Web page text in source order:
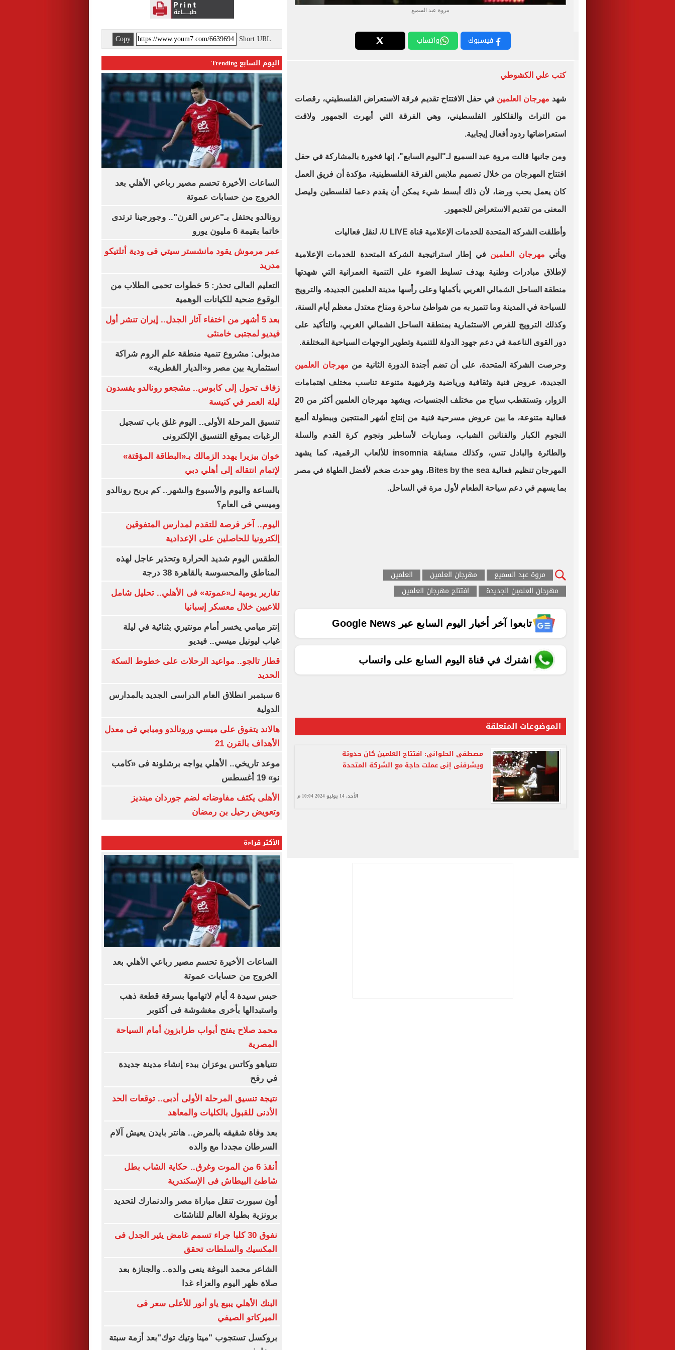
مروة عبد السميع
فيسبوك واتساب
كتب علي الكشوطي
شهد مهرجان العلمين في حفل الافتتاح تقديم فرقة الاستعراض الفلسطيني، رقصات
من التراث والفلكلور الفلسطيني، وهي الفرقة التي أبهرت الجمهور ولاقت
استعراضاتها ردود أفعال إيجابية.
ومن جانبها قالت مروة عبد السميع لـ"اليوم السابع"، إنها فخورة بالمشاركة في حفل
افتتاح المهرجان من خلال تصميم ملابس الفرقة الفلسطينية، مؤكدة أن فريق العمل
كان يعمل بحب ورضا، لأن ذلك أبسط شيء يمكن أن يقدم دعما لفلسطين وليصل
المعنى من تقديم الاستعراض للجمهور.
وأطلقت الشركة المتحدة للخدمات الإعلامية قناة U LIVE، لنقل فعاليات
ويأتي مهرجان العلمين في إطار استراتيجية الشركة المتحدة للخدمات الإعلامية
لإطلاق مبادرات وطنية بهدف تسليط الضوء على التنمية العمرانية التي شهدتها
منطقة الساحل الشمالي الغربي بأكملها وعلى رأسها مدينة العلمين الجديدة، والترويج
للسياحة في المدينة وما تتميز به من شواطئ ساحرة ومناخ معتدل معظم أيام السنة،
وكذلك الترويج للفرص الاستثمارية بمنطقة الساحل الشمالي الغربي، والتأكيد على
دور القوى الناعمة في دعم جهود الدولة للتنمية وتطوير الوجهات السياحية المختلفة.
وحرصت الشركة المتحدة، على أن تضم أجندة الدورة الثانية من مهرجان العلمين
الجديدة، عروض فنية وثقافية ورياضية وترفيهية متنوعة تناسب مختلف اهتمامات
الزوار، وتستقطب سياح من مختلف الجنسيات، ويشهد مهرجان العلمين أكثر من 20
فعالية متنوعة، ما بين عروض مسرحية فنية من إنتاج أشهر المنتجين وببطولة ألمع
النجوم الكبار والفنانين الشباب، ومباريات لأساطير ونجوم كرة القدم والسلة
والطائرة والبادل تنس، وكذلك مسابقة insomnia للألعاب الرقمية، كما يشهد
المهرجان تنظيم فعالية Bites by the sea، وهو حدث ضخم لأفضل الطهاة في مصر
بما يسهم في دعم سياحة الطعام لأول مرة في الساحل.
مروة عبد السميع مهرجان العلمين
العلمين
مهرجان العلمين الجديدة
افتتاح مهرجان العلمين
تابعوا آخر أخبار اليوم السابع عبر Google News
اشترك في قناة اليوم السابع على واتساب
الموضوعات المتعلقة
مصطفى الحلوانى: افتتاح العلمين كان حدوتة
ويشرفنى إنى عملت حاجة مع الشركة المتحدة
الأحد، 14 يوليو 2024 10:04 م
Short URL
Copy
اليوم السابع Trending
الساعات الأخيرة تحسم مصير رباعي الأهلي بعد
الخروج من حسابات عموتة
رونالدو يحتفل بـ"عرس القرن".. وجورجينا ترتدى
خاتما بقيمة 6 مليون يورو
عمر مرموش يقود مانشستر سيتي فى ودية أتلتيكو
مدريد
التعليم العالى تحذر: 5 خطوات تحمى الطلاب من
الوقوع ضحية للكيانات الوهمية
بعد 5 أشهر من اختفاء آثار الجدل.. إيران تنشر أول
فيديو لمجتبى خامنئى
مدبولى: مشروع تنمية منطقة علم الروم شراكة
استثمارية بين مصر و«الديار القطرية»
زفاف تحول إلى كابوس.. مشجعو رونالدو يفسدون
ليلة العمر في كنيسة
تنسيق المرحلة الأولى.. اليوم غلق باب تسجيل
الرغبات بموقع التنسيق الإلكترونى
خوان بيزيرا يهدد الزمالك بـ«البطاقة المؤقتة»
لإتمام انتقاله إلى أهلي دبي
بالساعة واليوم والأسبوع والشهر.. كم يربح رونالدو
وميسي فى العام؟
اليوم.. آخر فرصة للتقدم لمدارس المتفوقين
إلكترونيا للحاصلين على الإعدادية
الطقس اليوم شديد الحرارة وتحذير عاجل لهذه
المناطق والمحسوسة بالقاهرة 38 درجة
تقارير يومية لـ«عموتة» فى الأهلي.. تحليل شامل
للاعبين خلال معسكر إسبانيا
إنتر ميامي يخسر أمام مونتيري بثنائية في ليلة
غياب ليونيل ميسي.. فيديو
قطار تالجو.. مواعيد الرحلات على خطوط السكة
الحديد
6 سبتمبر انطلاق العام الدراسى الجديد بالمدارس
الدولية
هالاند يتفوق على ميسي ورونالدو ومبابي فى معدل
الأهداف بالقرن 21
موعد تاريخي.. الأهلي يواجه برشلونة فى «كامب
نو» 19 أغسطس
الأهلى يكثف مفاوضاته لضم جوردان مينديز
وتعويض رحيل بن رمضان
الأكثر قراءة
الساعات الأخيرة تحسم مصير رباعي الأهلي بعد
الخروج من حسابات عموتة
حبس سيدة 4 أيام لاتهامها بسرقة قطعة ذهب
واستبدالها بأخرى مغشوشة فى أكتوبر
محمد صلاح يفتح أبواب طرابزون أمام السياحة
المصرية
نتنياهو وكاتس يوعزان ببدء إنشاء مدينة جديدة
في رفح
نتيجة تنسيق المرحلة الأولى أدبى.. توقعات الحد
الأدنى للقبول بالكليات والمعاهد
بعد وفاة شقيقه بالمرض.. هانتر بايدن يعيش آلام
السرطان مجددا مع والده
أنقذ 6 من الموت وغرق.. حكاية الشاب بطل
شاطئ البيطاش فى الإسكندرية
أون سبورت تنقل مباراة مصر والدنمارك لتحديد
برونزية بطولة العالم للناشئات
نفوق 30 كلبا جراء تسمم غامض يثير الجدل فى
المكسيك والسلطات تحقق
الشاعر محمد البوغة ينعى والده.. والجنازة بعد
صلاة ظهر اليوم والعزاء غدا
البنك الأهلي يبيع ياو أنور للأعلى سعر فى
الميركاتو الصيفي
بروكسل تستجوب "ميتا وتيك توك"بعد أزمة سبتة